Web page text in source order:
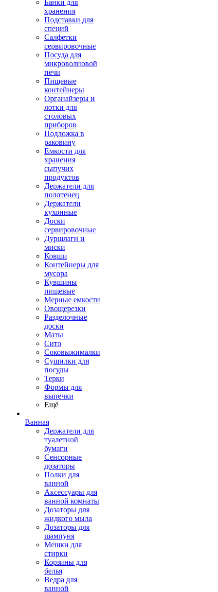
Банки для
хранения
Подставки для
специй
Салфетки
сервировочные
Посуда для
микроволновой
печи
Пищевые
контейнеры
Органайзеры и
лотки для
столовых
приборов
Подложка в
раковину
Емкости для
хранения
сыпучих
продуктов
Держатели для
полотенец
Держатели
кухонные
Доски
сервировочные
Дуршлаги и
миски
Ковши
Контейнеры для
мусора
Кувшины
пищевые
Мерные емкости
Овощерезки
Разделочные
доски
Маты
Сито
Соковыжималки
Сушилки для
посуды
Терки
Формы для
выпечки
Ещё
Ванная
Держатели для
туалетной
бумаги
Сенсорные
дозаторы
Полки для
ванной
Аксессуары для
ванной комнаты
Дозаторы для
жидкого мыла
Дозаторы для
шампуня
Мешки для
стирки
Корзины для
белья
Ведра для
ванной